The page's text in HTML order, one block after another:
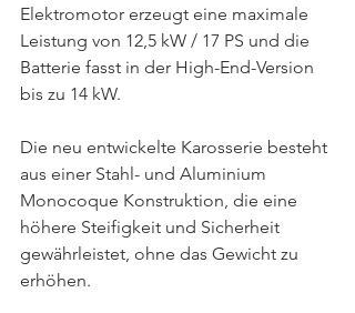
Elektromotor erzeugt eine maximale
Leistung von 12,5 kW / 17 PS und die
Batterie fasst in der High-End-Version
bis zu 14 kW.
Die neu entwickelte Karosserie besteht
aus einer Stahl- und Aluminium
Monocoque Konstruktion, die eine
höhere Steifigkeit und Sicherheit
gewährleistet, ohne das Gewicht zu
erhöhen.